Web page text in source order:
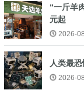
“一斤羊
元起
2026-
人类最
2026-